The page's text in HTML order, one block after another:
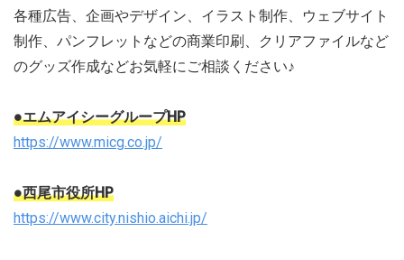
各種広告、企画やデザイン、イラスト制作、ウェブサイト
制作、パンフレットなどの商業印刷、クリアファイルなど
のグッズ作成などお気軽にご相談ください♪
●エムアイシーグループHP
https://www.micg.co.jp/
●西尾市役所HP
https://www.city.nishio.aichi.jp/